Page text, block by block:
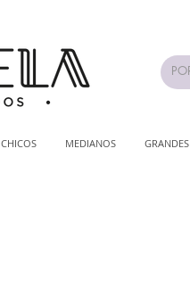
CHICOS MEDIANOS GRANDES